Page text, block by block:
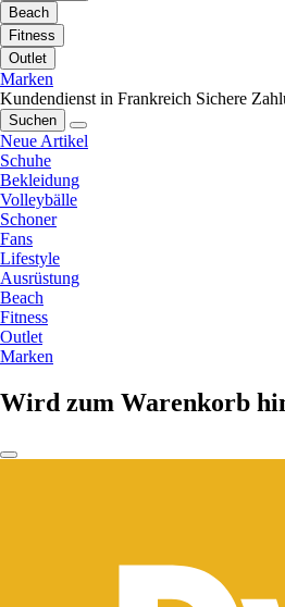
Beach
Fitness
Outlet
Marken
Kundendienst in Frankreich Sichere
Suchen
Neue Artikel
Schuhe
Bekleidung
Volleybälle
Schoner
Fans
Lifestyle
Ausrüstung
Beach
Fitness
Outlet
Marken
Wird zum Warenkorb